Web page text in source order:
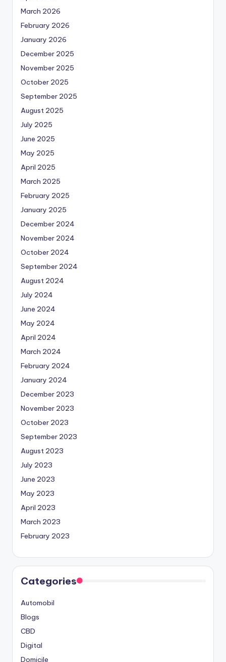
March 2026
February 2026
January 2026
December 2025
November 2025
October 2025
September 2025
August 2025
July 2025
June 2025
May 2025
April 2025
March 2025
February 2025
January 2025
December 2024
November 2024
October 2024
September 2024
August 2024
July 2024
June 2024
May 2024
April 2024
March 2024
February 2024
January 2024
December 2023
November 2023
October 2023
September 2023
August 2023
July 2023
June 2023
May 2023
April 2023
March 2023
February 2023
Categories
Automobil
Blogs
CBD
Digital
Domicile